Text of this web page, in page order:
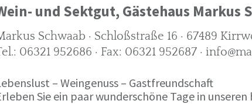
und Sektgut, Gästehaus Markus
Schwaab · Schloßstraße 16 · 67489
06321 952686 · Fax: 06321 952687 ·
– Weingenuss – Gastfreundschaft
Sie ein paar wunderschöne Tage in